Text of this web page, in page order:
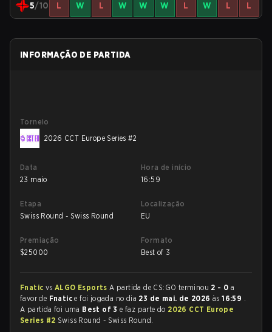
5/10 L W L W W W L W L L
INFORMAÇÃO DE PARTIDA
Torneio
2026 CCT Europe Series #2
Data
23 maio
Hora de início
16:59
Etapa
Swiss Round - Swiss Round
Localização
EU
Premiação
$25000
Formato
Best of 3
Fnatic vsALGO EsportsA partida de CS:GO terminou 2 - 0 a
favor de Fnatice foi jogada no dia 23 de mai. de 2026às16:59 .
A partida foi uma Best of 3e faz parte do 2026 CCT Europe
Series #2 Swiss Round - Swiss Round.